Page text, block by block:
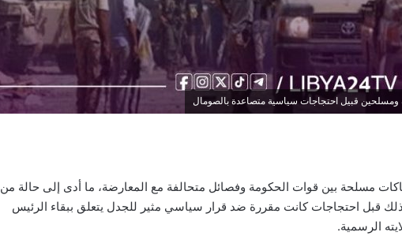
ومسلحين قبيل احتجاجات سياسية متصاعدة بالصومال
مسلحة بين قوات الحكومة وفصائل متحالفة مع المعارضة، ما أدى إلى حالة من
قبل احتجاجات كانت مقررة ضد قرار سياسي مثير للجدل يتعلق ببقاء الرئيس
الرسمية.